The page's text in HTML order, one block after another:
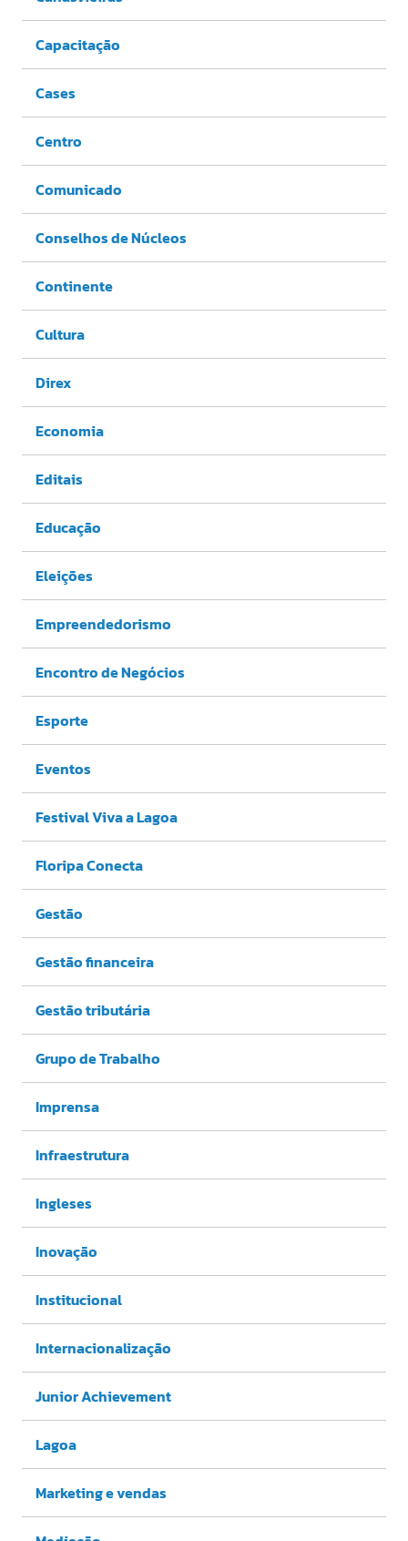
Capacitação
Cases
Centro
Comunicado
Conselhos de Núcleos
Continente
Cultura
Direx
Economia
Editais
Educação
Eleições
Empreendedorismo
Encontro de Negócios
Esporte
Eventos
Festival Viva a Lagoa
Floripa Conecta
Gestão
Gestão financeira
Gestão tributária
Grupo de Trabalho
Imprensa
Infraestrutura
Ingleses
Inovação
Institucional
Internacionalização
Junior Achievement
Lagoa
Marketing e vendas